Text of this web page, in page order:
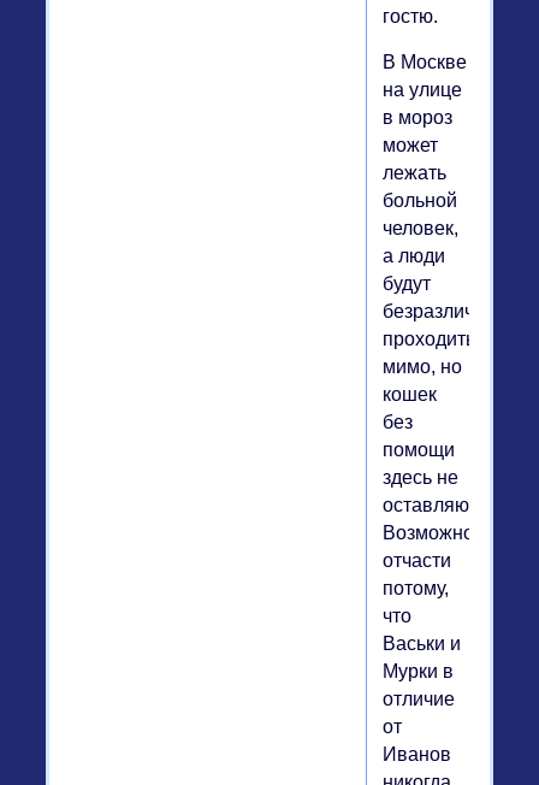
гостю.
В Москве
на улице
в мороз
может
лежать
больной
человек,
а люди
будут
безразлично
проходить
мимо, но
кошек
без
помощи
здесь не
оставляют.
Возможно,
отчасти
потому,
что
Васьки и
Мурки в
отличие
от
Иванов